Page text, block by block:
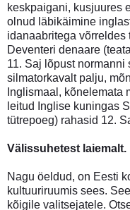
keskpaigani, kusjuures
olnud läbikäimine
idanaabritega
Deventeri denaare
11. Saj lõpust
silmatorkavalt palju,
Inglismaal, kõnelemata
leitud Inglise kuningas
tütrepoeg) rahasid 12.
Välissuhetest laiemalt.
Nagu öeldud, on Eesti
kultuuriruumis sees.
kõigile valitsejatele.